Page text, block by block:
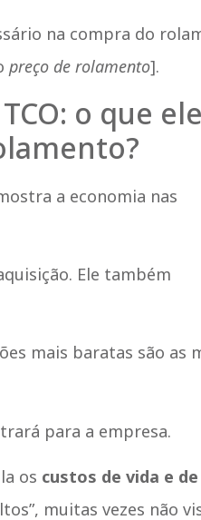
na compra do
preço de rolamento].
o que
a economia nas
Ele também
mais baratas são as
para a empresa.
os custos de vida e de
muitas vezes não